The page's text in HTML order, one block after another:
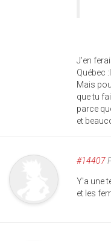
J'en
Québec
Mais
que tu
parce
et
#14407
Y'a une
et les